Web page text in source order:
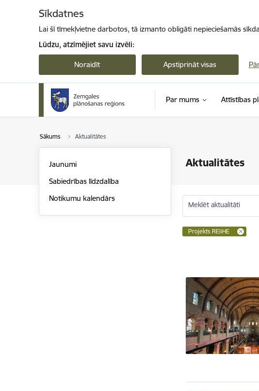
Sīkdatnes
Lai šī tīmekļvietne darbotos, tā izmanto obligāti nepieciešamās
Lūdzu, atzīmējiet savu izvēli:
Noraidīt Apstiprināt visas
Par mums Attīstības
Sākums Aktualitātes
Aktualitātes
Jaunumi
Sabiedrības līdzdalība
Notikumu kalendārs
Meklēt aktualitāti
Projekts REliHE